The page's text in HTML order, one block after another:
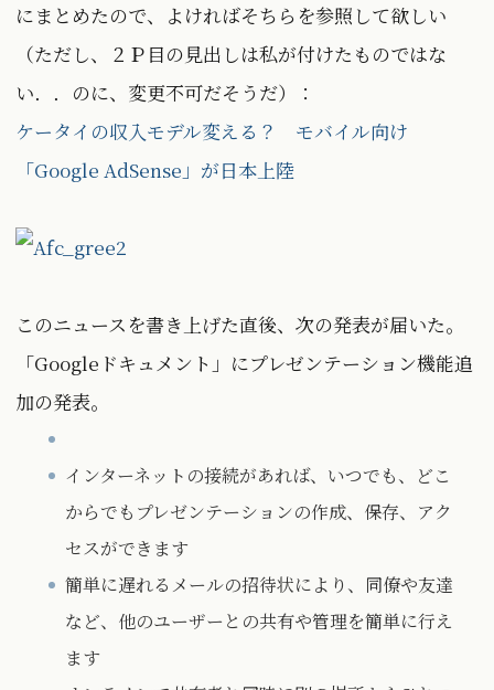
にまとめたので、よければそちらを参照して欲しい
（ただし、２Ｐ目の見出しは私が付けたものではな
い．．のに、変更不可だそうだ）：
ケータイの収入モデル変える？ モバイル向け
「Google AdSense」が日本上陸
このニュースを書き上げた直後、次の発表が届いた。
「Googleドキュメント」にプレゼンテーション機能追
加の発表。
インターネットの接続があれば、いつでも、どこ
からでもプレゼンテーションの作成、保存、アク
セスができます
簡単に遅れるメールの招待状により、同僚や友達
など、他のユーザーとの共有や管理を簡単に行え
ます